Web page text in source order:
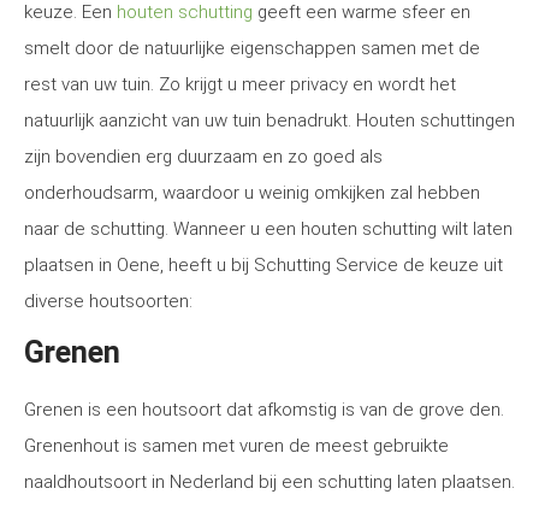
keuze. Een houten schutting geeft een warme sfeer en
smelt door de natuurlijke eigenschappen samen met de
rest van uw tuin. Zo krijgt u meer privacy en wordt het
natuurlijk aanzicht van uw tuin benadrukt. Houten schuttingen
zijn bovendien erg duurzaam en zo goed als
onderhoudsarm, waardoor u weinig omkijken zal hebben
naar de schutting. Wanneer u een houten schutting wilt laten
plaatsen in Oene, heeft u bij Schutting Service de keuze uit
diverse houtsoorten:
Grenen
Grenen is een houtsoort dat afkomstig is van de grove den.
Grenenhout is samen met vuren de meest gebruikte
naaldhoutsoort in Nederland bij een schutting laten plaatsen.